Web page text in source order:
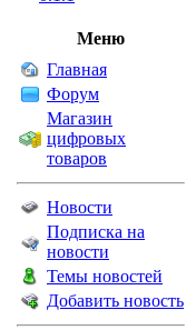
Меню
Главная
Форум
Магазин
цифровых
товаров
Новости
Подписка на
новости
Темы новостей
Добавить новость